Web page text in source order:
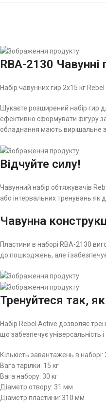
RBA-2130 Чавунні
Набір чавунних гир 2х15 кг
Шукаєте розширений набір гир
ефективно сформувати фігуру за
обладнання мають вирішальне
Відчуйте силу!
Чавунний набір обтяжувачів
або інтервальних тренувань як
Чавунна
Пластини в наборі RBA-2130
до пошкоджень, але і забезпечує
Тренуйтеся так,
Набір Rebel Active дозволяє
що забезпечує
Кількість завантажень в наборі:
Вага тарілки: 15 кг
Вага набору: 30 кг
Діаметр отвору: 31 мм
Діаметр пластини: 310 мм